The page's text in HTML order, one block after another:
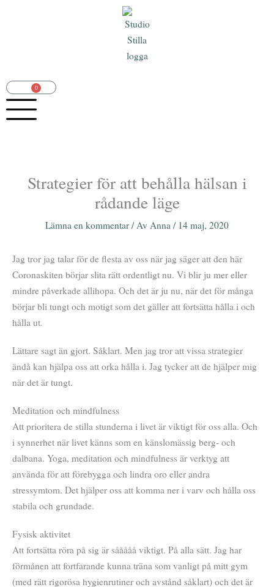
0
Varukorg
Strategier för att behålla hälsan i
rådande läge
Lämna en kommentar / Av Anna / 14 maj, 2020
Jag tror jag talar för de flesta av oss när jag säger att den här
Coronaskiten börjar slita rätt ordentligt nu. Vi blir ju mer eller
mindre påverkade allihopa. Och det är ju nu, när det för många
börjar bli tungt och motigt som det gäller att fortsätta hålla i och
hålla ut.
Lättare sagt än gjort. Såklart. Men jag tror att vissa strategier
ändå kan hjälpa oss att orka hålla i. Jag tycker att de hjälper mig
när det är tungt.
Meditation och mindfulness
Att prioritera de stilla stunderna i livet är viktigt för oss alla. Och
i synnerhet när livet känns som en känslomässig berg- och
dalbana. Yoga, meditation och mindfulness är verktyg att
använda för att förebygga och lindra oro eller andra
stressymtom. Det hjälper oss att komma ner i varv och hålla oss
stabila och grundade.
Fysisk aktivitet
Att fortsätta röra på sig är sååååå viktigt. På alla sätt. Jag har
förmånen att fortfarande kunna träna som vanligt på mitt gym
(med rätt rigorösa hygienrutiner och avstånd såklart) och det är